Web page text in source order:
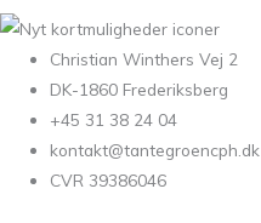
Christian Winthers Vej 2
DK-1860 Frederiksberg
+45 31 38 24 04
kontakt@tantegroencph.dk
CVR 39386046